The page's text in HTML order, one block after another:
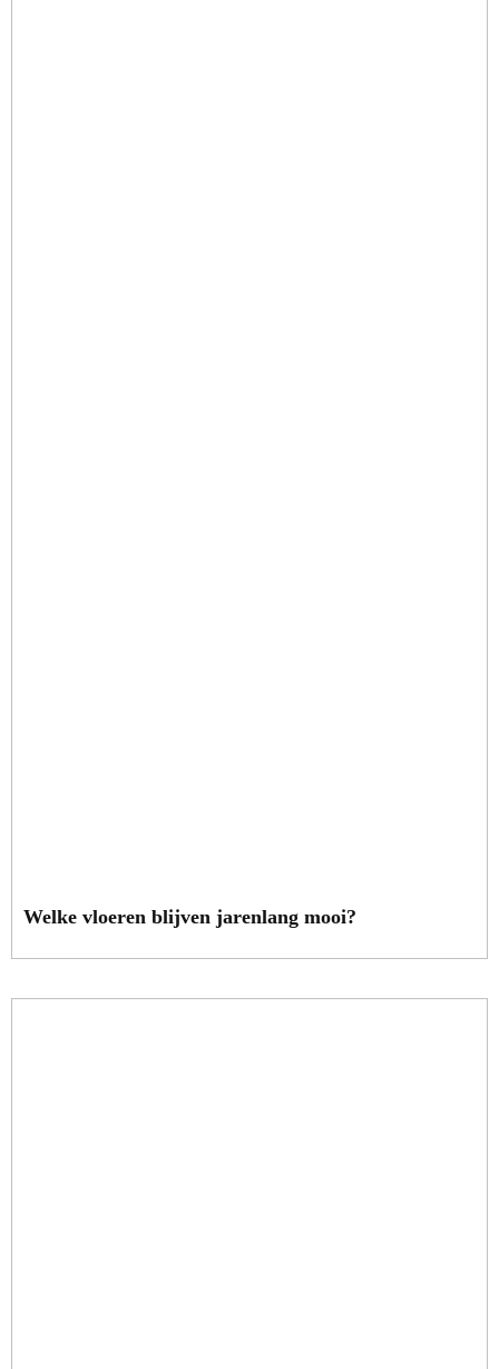
Welke vloeren blijven jarenlang mooi?